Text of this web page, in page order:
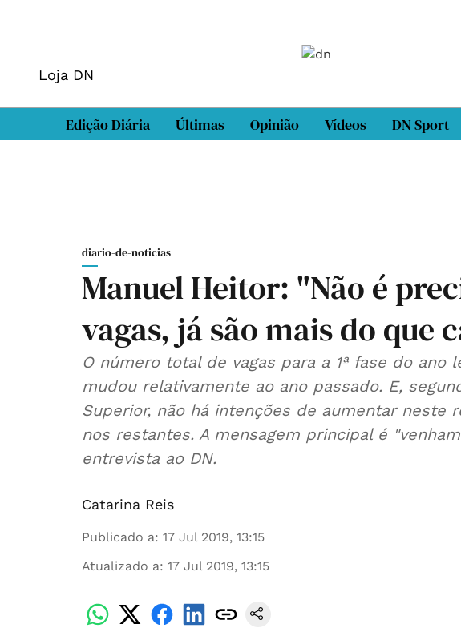
Loja DN
Edição Diária Últimas Opinião Vídeos DN Sport
diario-de-noticias
Manuel Heitor: "Não é
vagas, já são mais do que
O número total de vagas para a 1ª fase do ano
mudou relativamente ao ano passado. E,
Superior, não há intenções de aumentar neste
nos restantes. A mensagem principal é
entrevista ao DN.
Catarina Reis
Publicado a: 17 Jul 2019, 13:15
Atualizado a: 17 Jul 2019, 13:15